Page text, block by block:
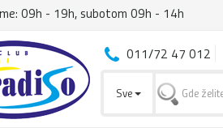
09h - 19h, subotom 09h - 14h
011/72 47 012
Sve